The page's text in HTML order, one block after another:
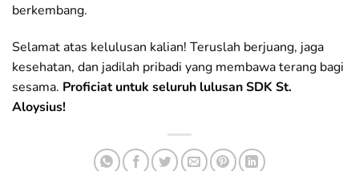
berkembang.
Selamat atas kelulusan kalian! Teruslah berjuang, jaga
kesehatan, dan jadilah pribadi yang membawa terang bagi
sesama. Proficiat untuk seluruh lulusan SDK St.
Aloysius!